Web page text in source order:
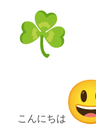
こんにちは